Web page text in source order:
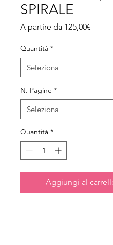
SPIRALE
A partire da 125,00€
Quantità *
N. Pagine *
Quantità *
Aggiungi al